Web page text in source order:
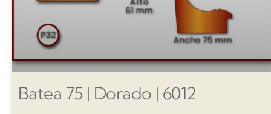
Batea 75 | Dorado | 6012